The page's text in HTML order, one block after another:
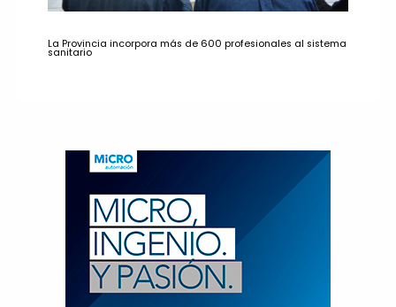
La Provincia incorpora más de 600 profesionales al sistema
sanitario